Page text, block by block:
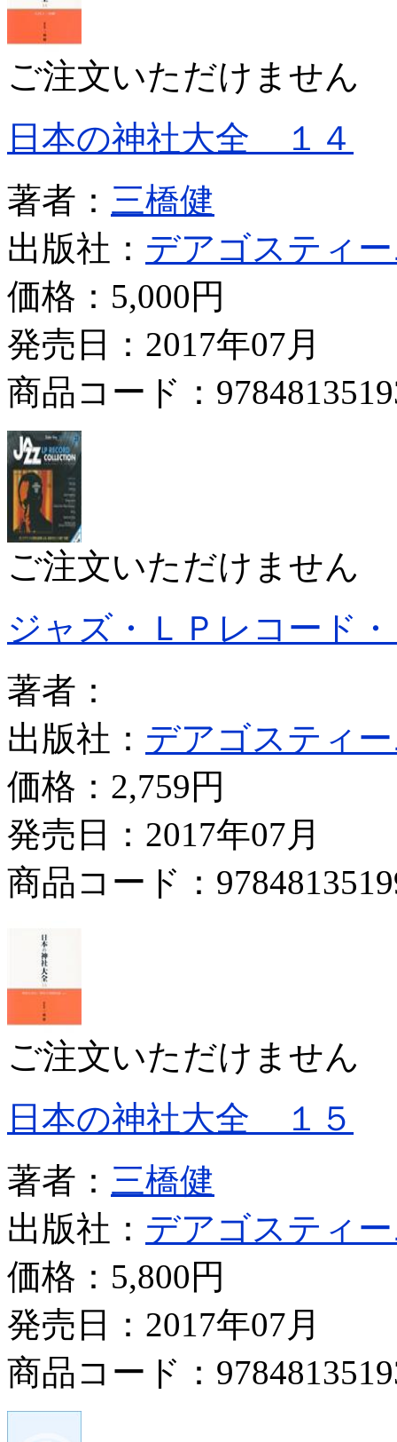
ご注文いただけません
日本の神社大全 １４
著者： 三橋健
出版社： デアゴスティ
価格： 5,000円
発売日：2017年07月
商品コード：
ご注文いただけません
ジャズ・ＬＰレコード
著者：
出版社： デアゴスティ
価格： 2,759円
発売日：2017年07月
商品コード：
ご注文いただけません
日本の神社大全 １５
著者： 三橋健
出版社： デアゴスティ
価格： 5,800円
発売日：2017年07月
商品コード：